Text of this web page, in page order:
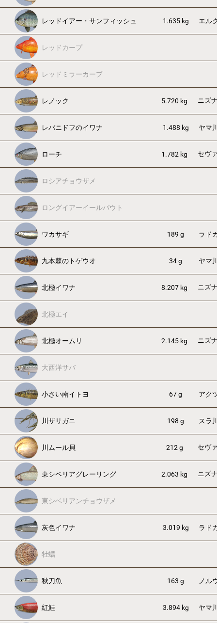
レッドイアー・サンフィッシュ 1.635 kg エル
レッドカープ
レッドミラーカープ
レノック 5.720 kg ニズ
レバニドフのイワナ 1.488 kg ヤマ
ローチ 1.782 kg セヴ
ロシアチョウザメ
ロングイアーイールパウト
ワカサギ 189 g ラド
九本棘のトゲウオ 34 g ヤマ
北極イワナ 8.207 kg ニズ
北極エイ
北極オームリ 2.145 kg ニズ
大西洋サバ
小さい南イトヨ 67 g アク
川ザリガニ 198 g スラ
川ムール貝 212 g セヴ
東シベリアグレーリング 2.063 kg ニズ
東シベリアンチョウザメ
灰色イワナ 3.019 kg ラド
牡蠣
秋刀魚 163 g ノル
紅鮭 3.894 kg ヤマ